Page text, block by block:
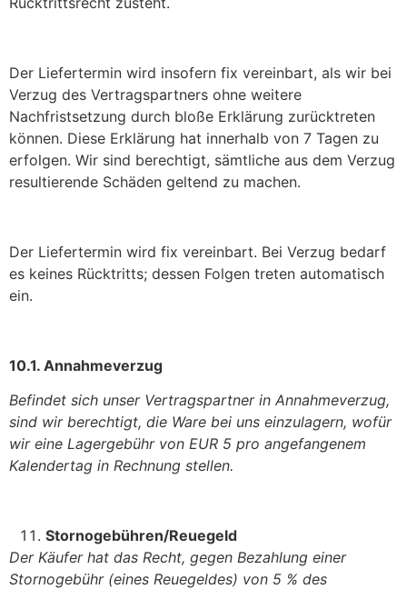
Der Liefertermin wird insofern fix vereinbart, als wir bei
Verzug des Vertragspartners ohne weitere
Nachfristsetzung durch bloße Erklärung zurücktreten
können. Diese Erklärung hat innerhalb von 7 Tagen zu
erfolgen. Wir sind berechtigt, sämtliche aus dem Verzug
resultierende Schäden geltend zu machen.
Der Liefertermin wird fix vereinbart. Bei Verzug bedarf
es keines Rücktritts; dessen Folgen treten automatisch
ein.
10.1. Annahmeverzug
Befindet sich unser Vertragspartner in Annahmeverzug,
sind wir berechtigt, die Ware bei uns einzulagern, wofür
wir eine Lagergebühr von EUR 5 pro angefangenem
Kalendertag in Rechnung stellen.
Stornogebühren/Reuegeld
Der Käufer hat das Recht, gegen Bezahlung einer
Stornogebühr (eines Reuegeldes) von 5 % des